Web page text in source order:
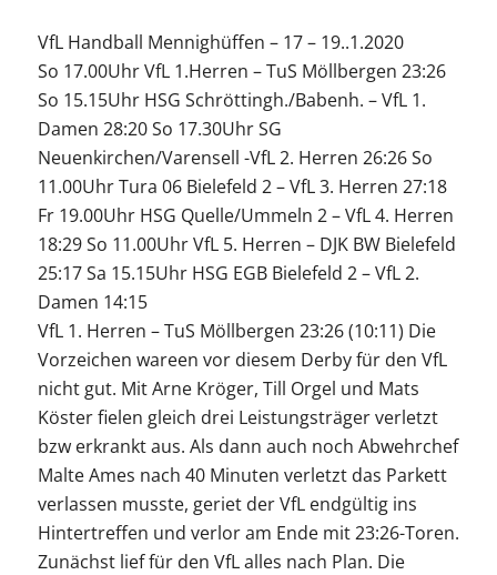
VfL Handball Mennighüffen – 17 – 19..1.2020
So 17.00Uhr VfL 1.Herren – TuS Möllbergen 23:26
So 15.15Uhr HSG Schröttingh./Babenh. – VfL 1.
Damen 28:20 So 17.30Uhr SG
Neuenkirchen/Varensell -VfL 2. Herren 26:26 So
11.00Uhr Tura 06 Bielefeld 2 – VfL 3. Herren 27:18
Fr 19.00Uhr HSG Quelle/Ummeln 2 – VfL 4. Herren
18:29 So 11.00Uhr VfL 5. Herren – DJK BW Bielefeld
25:17 Sa 15.15Uhr HSG EGB Bielefeld 2 – VfL 2.
Damen 14:15
VfL 1. Herren – TuS Möllbergen 23:26 (10:11) Die
Vorzeichen wareen vor diesem Derby für den VfL
nicht gut. Mit Arne Kröger, Till Orgel und Mats
Köster fielen gleich drei Leistungsträger verletzt
bzw erkrankt aus. Als dann auch noch Abwehrchef
Malte Ames nach 40 Minuten verletzt das Parkett
verlassen musste, geriet der VfL endgültig ins
Hintertreffen und verlor am Ende mit 23:26-Toren.
Zunächst lief für den VfL alles nach Plan. Die